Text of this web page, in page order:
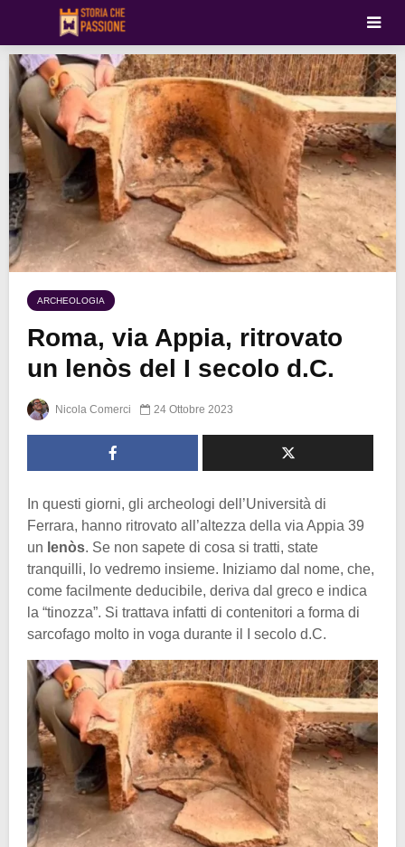
ARCHEOLOGIA
Roma, via Appia, ritrovato
un lenòs del I secolo d.C.
Nicola Comerci 24 Ottobre 2023
In questi giorni, gli archeologi dell’Università di
Ferrara, hanno ritrovato all’altezza della via Appia 39
un lenòs. Se non sapete di cosa si tratti, state
tranquilli, lo vedremo insieme. Iniziamo dal nome, che,
come facilmente deducibile, deriva dal greco e indica
la “tinozza”. Si trattava infatti di contenitori a forma di
sarcofago molto in voga durante il I secolo d.C.